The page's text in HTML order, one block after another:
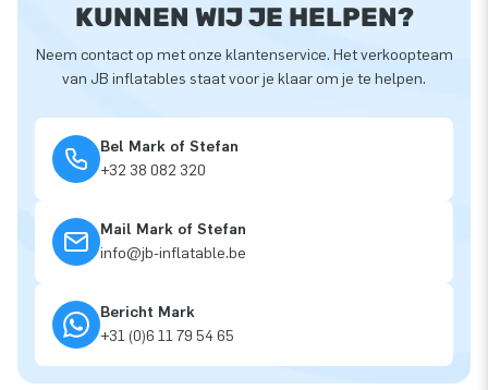
KUNNEN WIJ JE HELPEN?
Neem contact op met onze klantenservice. Het verkoopteam
van JB inflatables staat voor je klaar om je te helpen.
Bel Mark of Stefan
+32 38 082 320
Mail Mark of Stefan
info@jb-inflatable.be
Bericht Mark
+31 (0)6 11 79 54 65